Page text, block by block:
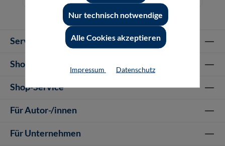
Service-Hotline
Shop Informationen
Shop-Service
Für Autor-/innen
Für Unternehmen
Nur technisch notwendige
Alle Cookies akzeptieren
Impressum Datenschutz